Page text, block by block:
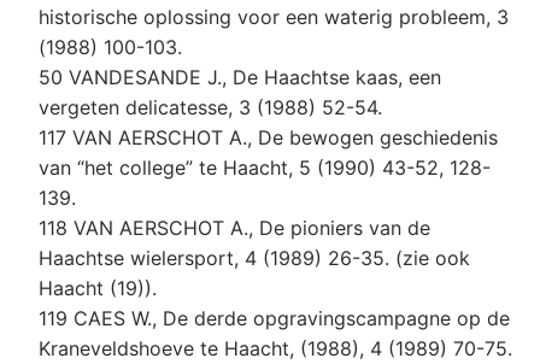
historische oplossing voor een waterig probleem, 3
(1988) 100-103.
50 VANDESANDE J., De Haachtse kaas, een
vergeten delicatesse, 3 (1988) 52-54.
117 VAN AERSCHOT A., De bewogen geschiedenis
van “het college” te Haacht, 5 (1990) 43-52, 128-
139.
118 VAN AERSCHOT A., De pioniers van de
Haachtse wielersport, 4 (1989) 26-35. (zie ook
Haacht (19)).
119 CAES W., De derde opgravingscampagne op de
Kraneveldshoeve te Haacht, (1988), 4 (1989) 70-75.